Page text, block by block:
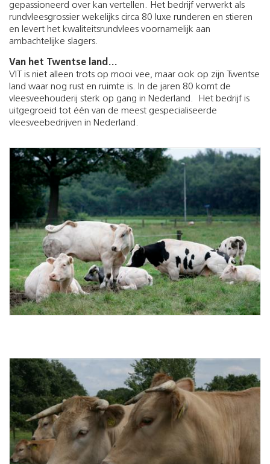
gepassioneerd over kan vertellen. Het bedrijf verwerkt als
rundvleesgrossier wekelijks circa 80 luxe runderen en stieren
en levert het kwaliteitsrundvlees voornamelijk aan
ambachtelijke slagers.
Van het Twentse land…
VIT is niet alleen trots op mooi vee, maar ook op zijn Twentse
land waar nog rust en ruimte is. In de jaren 80 komt de
vleesveehouderij sterk op gang in Nederland. Het bedrijf is
uitgegroeid tot één van de meest gespecialiseerde
vleesveebedrijven in Nederland.